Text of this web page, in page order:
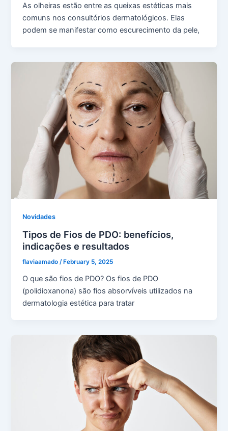
As olheiras estão entre as queixas estéticas mais
comuns nos consultórios dermatológicos. Elas
podem se manifestar como escurecimento da pele,
Novidades
Tipos de Fios de PDO: benefícios,
indicações e resultados
flaviaamado /February 5, 2025
O que são fios de PDO? Os fios de PDO
(polidioxanona) são fios absorvíveis utilizados na
dermatologia estética para tratar